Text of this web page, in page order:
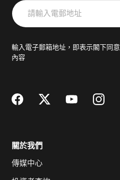
請
輸
郵
輸入電子郵箱地址，即表示閣下同意
內容
關於我們
傳媒中心